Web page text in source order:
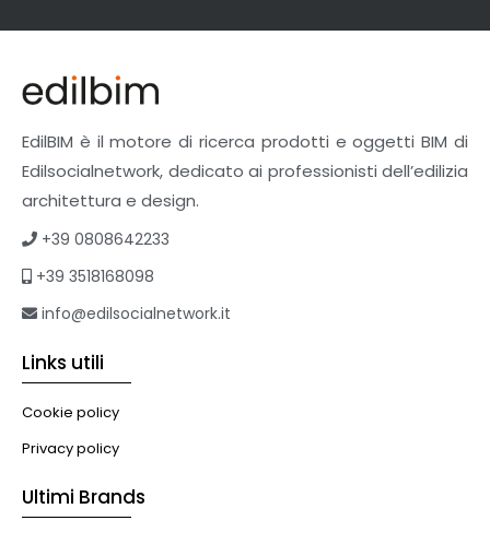
Pavimenti e rivestimenti
Pavimenti industriali
Sistemi giardini pensili
Supporti per esterni
Tetti verdi
eBook
Formazione professionale
Illuminazione
Murature
EdilBIM è il motore di ricerca prodotti e oggetti BIM di
Edilsocialnetwork, dedicato ai professionisti dell’edilizia
architettura e design.
+39 0808642233
+39 3518168098
info@edilsocialnetwork.it
Links utili
Cookie policy
Privacy policy
Ultimi Brands